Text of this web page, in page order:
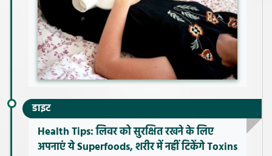
डाइट
Health Tips: लिवर को सुरक्षित रखने के लिए
अपनाएं ये Superfoods, शरीर में नहीं टिकेंगे Toxins